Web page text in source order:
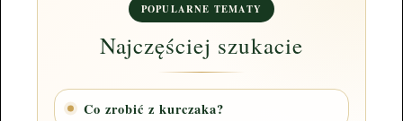
POPULARNE TEMATY
Najczęściej szukacie
Co zrobić z kurczaka?